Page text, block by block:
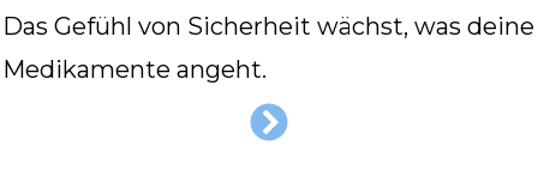
Das Gefühl von Sicherheit wächst, was deine
Medikamente angeht.